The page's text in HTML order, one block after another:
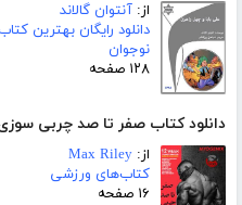
از: آنتوان گالاند
دانلود رایگان بهترین
نوجوان
۱۲۸ صفحه
دانلود کتاب صفر تا صد چربی سوزی در 12
از: Max Riley
کتاب‌های ورزشی
۱۶ صفحه